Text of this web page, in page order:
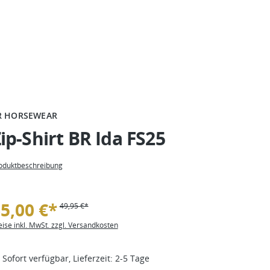
HORSEWEAR
Shirt BR Ida FS25
€* 49,95 €*
inkl. MwSt. zzgl. Versandkosten
Sofort verfügbar, Lieferzeit: 2-5 Tage